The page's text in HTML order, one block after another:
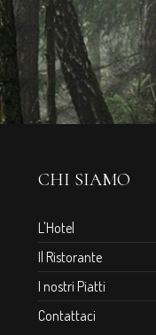
CHI SIAMO
L'Hotel
Il Ristorante
I nostri Piatti
Contattaci